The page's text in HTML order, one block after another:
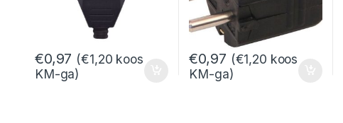
€0,97 (€1,20 koos
KM-ga)
€0,97 (€1,20 koos
KM-ga)